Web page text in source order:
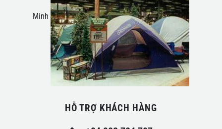
Minh
HỖ TRỢ KHÁCH HÀNG